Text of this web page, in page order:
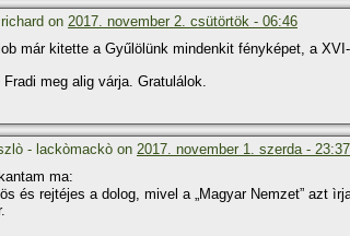
on 2017. november 2. csütörtök - 06:46
már kitette a Gyűlölünk mindenkit fényképet, a
Fradi meg alig várja. Gratulálok.
- lackòmackò on 2017. november 1. szerda - 23:37
ma:
és rejtéjes a dolog, mivel a „Magyar Nemzet” azt